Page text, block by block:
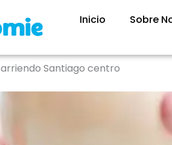
Inicio Sobre
arriendo Santiago centro